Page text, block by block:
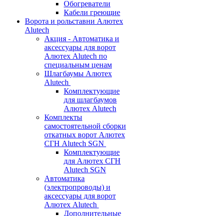
Обогреватели
Кабели греющие
Ворота и рольставни Алютех
Alutech
Акция - Автоматика и
аксессуары для ворот
Алютех Alutech по
специальным ценам
Шлагбаумы Алютех
Alutech
Комплектующие
для шлагбаумов
Алютех Alutech
Комплекты
самостоятельной сборки
откатных ворот Алютех
СГН Alutech SGN
Комплектующие
для Алютех СГН
Alutech SGN
Автоматика
(электропроводы) и
аксессуары для ворот
Алютех Alutech
Дополнительные